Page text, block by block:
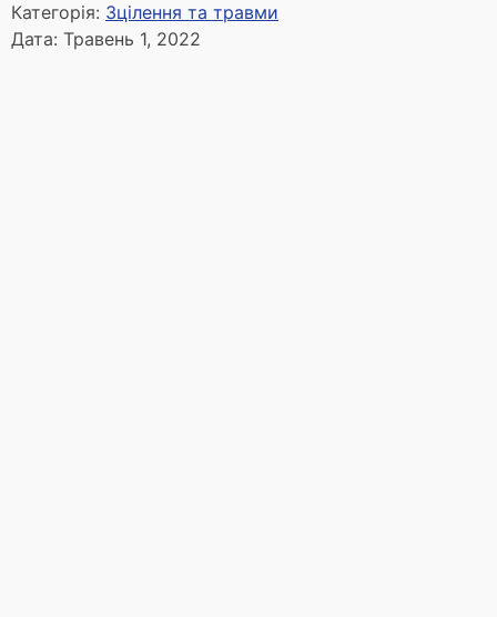
Категорія: Зцілення та травми
Дата: Травень 1, 2022